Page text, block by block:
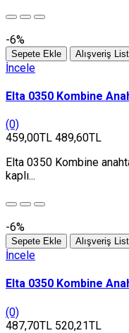
-6%
Sepete Ekle Alışveriş
İncele
Elta 0350 Kombine
(0)
459,00TL 489,60TL
Elta 0350 Kombine
kaplı...
-6%
Sepete Ekle Alışveriş
İncele
Elta 0350 Kombine
(0)
487,70TL 520,21TL